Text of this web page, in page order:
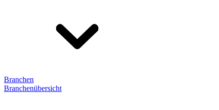
Branchen
Branchenübersicht